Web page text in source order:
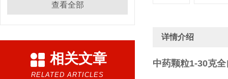
查看全部
相关文章
RELATED ARTICLES
详情介绍
中药颗粒1-30克